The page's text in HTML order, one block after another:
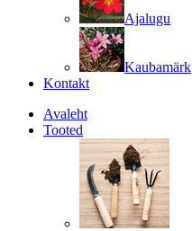
Ajalugu
Kaubamärk
Kontakt
Avaleht
Tooted